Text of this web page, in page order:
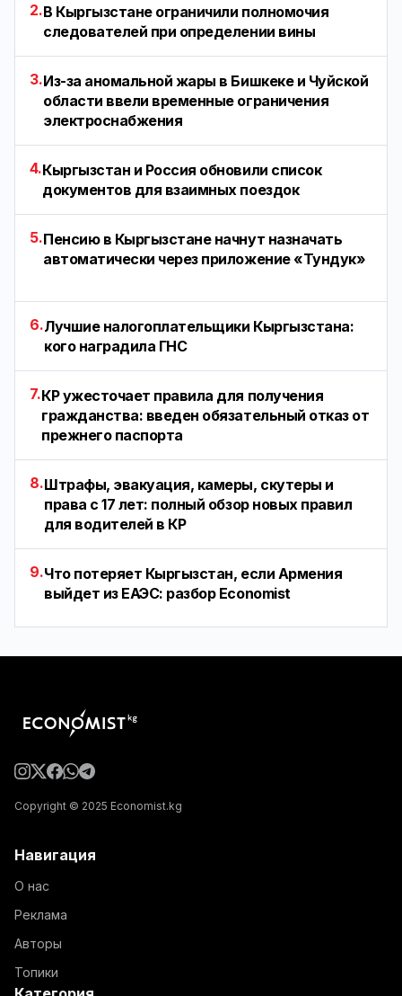
2.В Кыргызстане ограничили полномочия
следователей при определении вины
3.Из-за аномальной жары в Бишкеке и Чуйской
области ввели временные ограничения
электроснабжения
4.Кыргызстан и Россия обновили список
документов для взаимных поездок
5.Пенсию в Кыргызстане начнут назначать
автоматически через приложение «Тундук»
6.Лучшие налогоплательщики Кыргызстана:
кого наградила ГНС
7.КР ужесточает правила для получения
гражданства: введен обязательный отказ от
прежнего паспорта
8.Штрафы, эвакуация, камеры, скутеры и
права с 17 лет: полный обзор новых правил
для водителей в КР
9.Что потеряет Кыргызстан, если Армения
выйдет из ЕАЭС: разбор Economist
Copyright © 2025 Economist.kg
Навигация
О нас
Реклама
Авторы
Топики